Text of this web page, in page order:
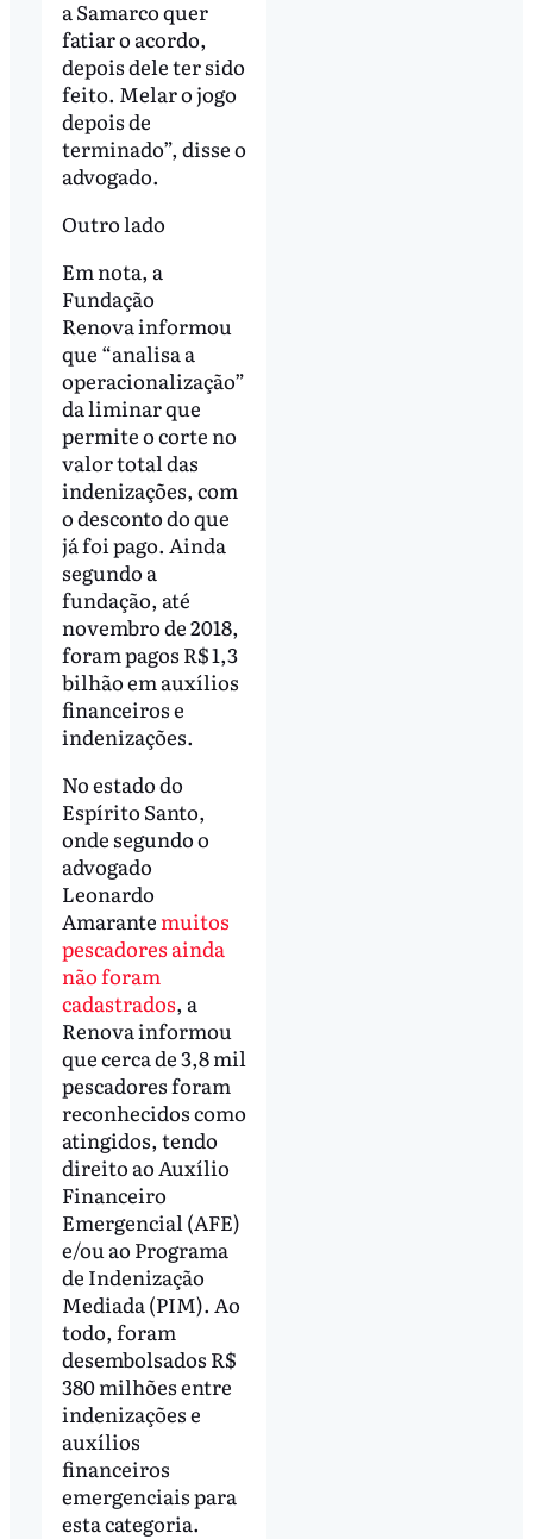
a Samarco quer
fatiar o acordo,
depois dele ter sido
feito. Melar o jogo
depois de
terminado”, disse o
advogado.
Outro lado
Em nota, a
Fundação
Renova informou
que “analisa a
operacionalização”
da liminar que
permite o corte no
valor total das
indenizações, com
o desconto do que
já foi pago. Ainda
segundo a
fundação, até
novembro de 2018,
foram pagos R$ 1,3
bilhão em auxílios
financeiros e
indenizações.
No estado do
Espírito Santo,
onde segundo o
advogado
Leonardo
Amarante muitos
pescadores ainda
não foram
cadastrados, a
Renova informou
que cerca de 3,8 mil
pescadores foram
reconhecidos como
atingidos, tendo
direito ao Auxílio
Financeiro
Emergencial (AFE)
e/ou ao Programa
de Indenização
Mediada (PIM). Ao
todo, foram
desembolsados R$
380 milhões entre
indenizações e
auxílios
financeiros
emergenciais para
esta categoria.